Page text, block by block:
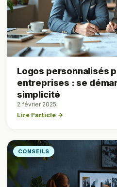
Logos personnalisés
entreprises : se
simplicité
2 février 2025
Lire l'article →
CONSEILS